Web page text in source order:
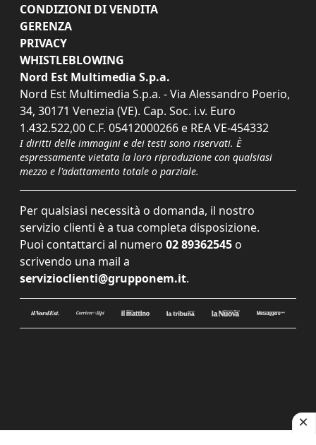
CONDIZIONI DI VENDITA
GERENZA
PRIVACY
WHISTLEBLOWING
Nord Est Multimedia S.p.a.
Nord Est Multimedia S.p.a. - Via Alessandro Poerio,
34, 30171 Venezia (VE). Cap. Soc. i.v. Euro
1.432.522,00 C.F. 05412000266 e REA VE-454332
I diritti delle immagini e dei testi sono riservati. È
espressamente vietata la loro riproduzione con qualsiasi
mezzo e l'adattamento totale o parziale.
Per qualsiasi necessità o domanda, il nostro
servizio clienti è a tua completa disposizione.
Puoi contattarci al numero 02 89362545 o
scrivendo una mail a
servizioclienti@grupponem.it.